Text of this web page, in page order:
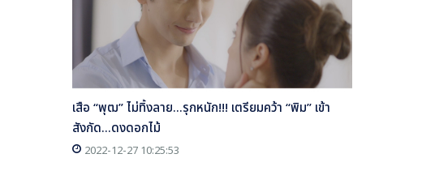
เสือ “พุฒ” ไม่ทิ้งลาย...รุกหนัก!!! เตรียมคว้า “พิม” เข้า
สังกัด...ดงดอกไม้
2022-12-27 10:25:53